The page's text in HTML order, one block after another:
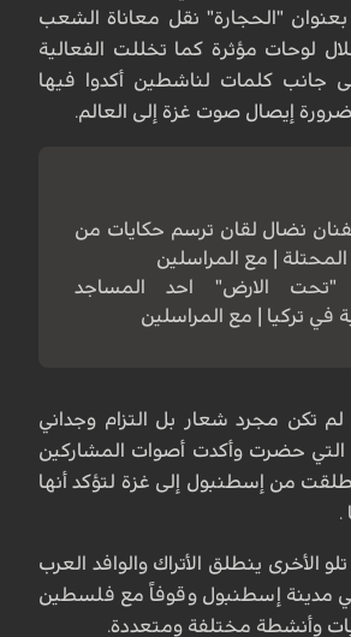
"الحجارة" نقل معاناة الشعب
لوحات مؤثرة كما تخللت الفعالية
جانب كلمات لناشطين أكدوا فيها
إيصال صوت غزة إلى العالم.
نضال لقان ترسم حكايات من
المحتلة | مع المراسلين
الارض" احد المساجد
في تركيا | مع المراسلين
تكن مجرد شعار بل التزام وجداني
حضرت وأكدت أصوات المشاركين
من إسطنبول إلى غزة لتؤكد أنها
.
الأخرى ينطلق الأتراك والوافد العرب
مدينة إسطنبول وقوفاً مع فلسطين
وأنشطة مختلفة ومتعددة.